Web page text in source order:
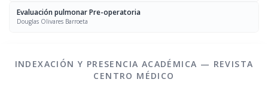
Evaluación pulmonar Pre-operatoria
Douglas Olivares Barroeta
INDEXACIÓN Y PRESENCIA ACADÉMICA — REVISTA
CENTRO MÉDICO